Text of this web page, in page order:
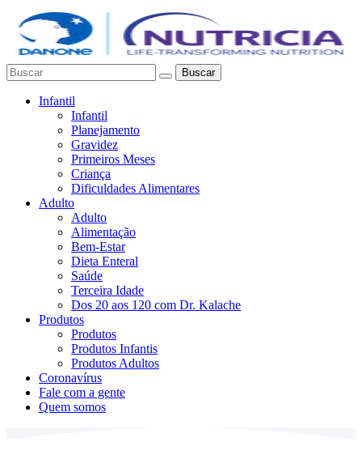
Buscar
Infantil
Infantil
Planejamento
Gravidez
Primeiros Meses
Criança
Dificuldades Alimentares
Adulto
Adulto
Alimentação
Bem-Estar
Dieta Enteral
Saúde
Terceira Idade
Dos 20 aos 120 com Dr. Kalache
Produtos
Produtos
Produtos Infantis
Produtos Adultos
Coronavírus
Fale com a gente
Quem somos